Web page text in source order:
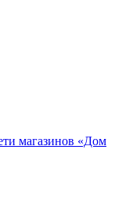
магазинов «Дом